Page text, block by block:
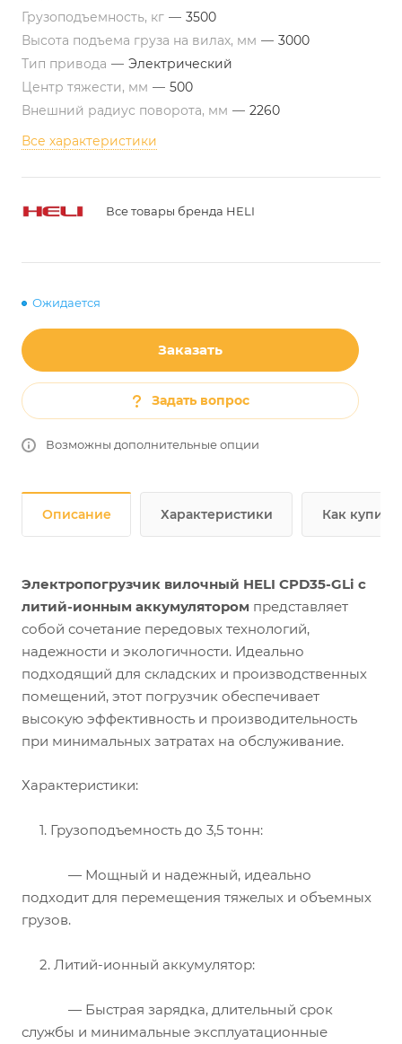
Грузоподъемность, кг — 3500
Высота подъема груза на вилах, мм — 3000
Тип привода — Электрический
Центр тяжести, мм — 500
Внешний радиус поворота, мм — 2260
Все характеристики
Все товары бренда HELI
Ожидается
Заказать
Задать вопрос
Возможны дополнительные опции
Описание Характеристики Как купить
Электропогрузчик вилочный HELI CPD35-GLi с
литий-ионным аккумулятором представляет
собой сочетание передовых технологий,
надежности и экологичности. Идеально
подходящий для складских и производственных
помещений, этот погрузчик обеспечивает
высокую эффективность и производительность
при минимальных затратах на обслуживание.
Характеристики:
1. Грузоподъемность до 3,5 тонн:
— Мощный и надежный, идеально
подходит для перемещения тяжелых и объемных
грузов.
2. Литий-ионный аккумулятор:
— Быстрая зарядка, длительный срок
службы и минимальные эксплуатационные